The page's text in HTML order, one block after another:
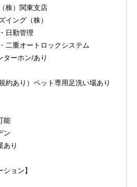
株）関東支店
イング（株）
日勤管理
二重オートロックシステム
ターホン/あり
約あり）ペット専用足洗い場あり
能
ン
あり
ション】